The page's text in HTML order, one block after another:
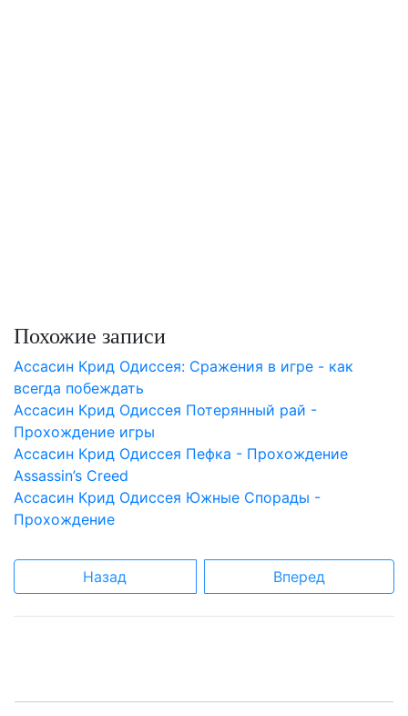
Похожие записи
Aссасин Крид Одиссея: Сражения в игре - как
всегда побеждать
Aссасин Крид Одиссея Потерянный рай -
Прохождение игры
Aссасин Крид Одиссея Пефка - Прохождение
Assassin’s Creed
Aссасин Крид Одиссея Южные Спорады -
Прохождение
Назад Вперед